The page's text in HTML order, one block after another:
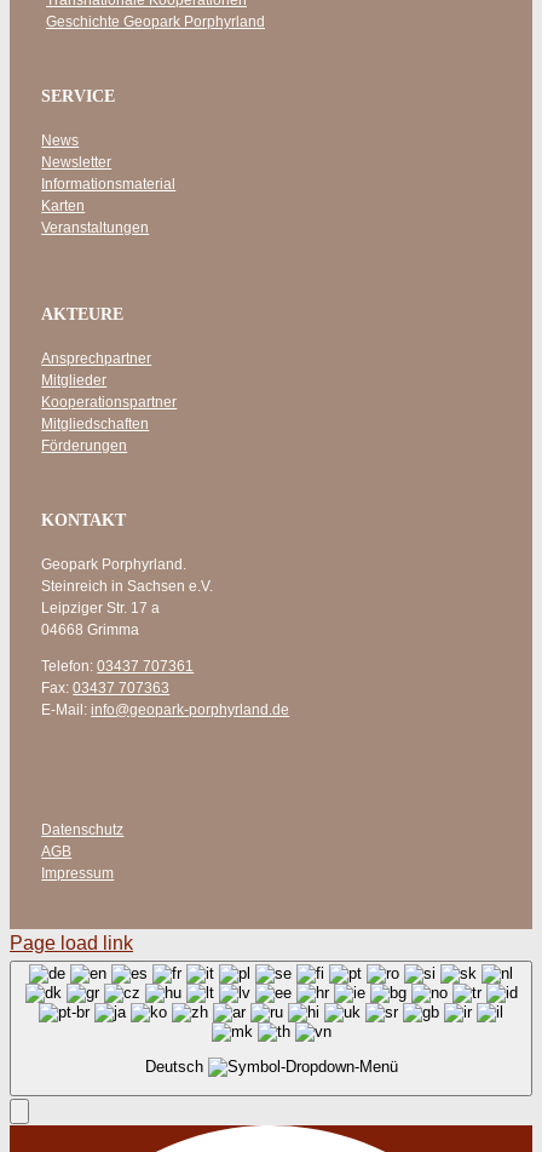
Geschichte Geopark Porphyrland
SERVICE
News
Newsletter
Informationsmaterial
Karten
Veranstaltungen
AKTEURE
Ansprechpartner
Mitglieder
Kooperationspartner
Mitgliedschaften
Förderungen
KONTAKT
Geopark Porphyrland.
Steinreich in Sachsen e.V.
Leipziger Str. 17 a
04668 Grimma
Telefon:03437 707361
Fax:03437 707363
E-Mail:info@geopark-porphyrland.de
Datenschutz
AGB
Impressum
Page load link
Deutsch